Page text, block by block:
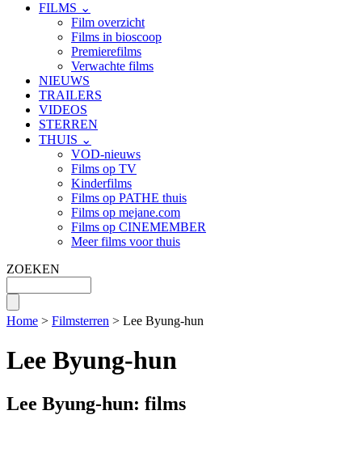
FILMS ⌄
Film overzicht
Films in bioscoop
Premierefilms
Verwachte films
NIEUWS
TRAILERS
VIDEOS
STERREN
THUIS ⌄
VOD-nieuws
Films op TV
Kinderfilms
Films op PATHE thuis
Films op mejane.com
Films op CINEMEMBER
Meer films voor thuis
ZOEKEN
Home > Filmsterren > Lee Byung-hun
Lee Byung-hun
Lee Byung-hun: films